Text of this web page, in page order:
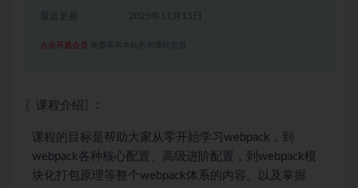
2025年11月15日
点击开通会员 免费享有本站所有课程资源
〖课程介绍〗:
课程的目标是帮助大家从零开始学习webpack，到
webpack各种核心配置、高级进阶配置，到webpack模
块化打包原理等整个webpack体系的内容。以及掌握